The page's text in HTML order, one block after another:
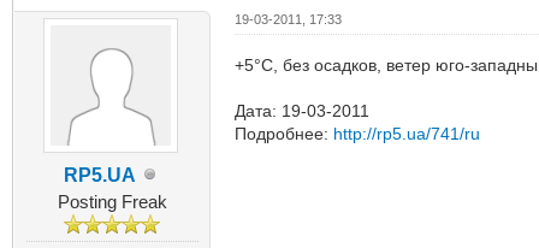
RP5.UA
Posting Freak
19-03-2011, 17:33
+5°C, без осадков, ветер юго-
Дата: 19-03-2011
Подробнее: http://rp5.ua/741/ru